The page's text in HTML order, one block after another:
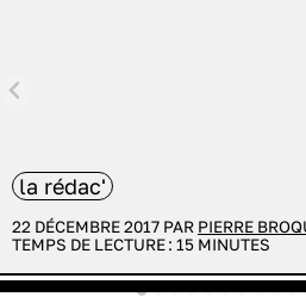
la rédac'
22 DÉCEMBRE 2017 PAR PIERRE
TEMPS DE LECTURE : 15 MINUTES